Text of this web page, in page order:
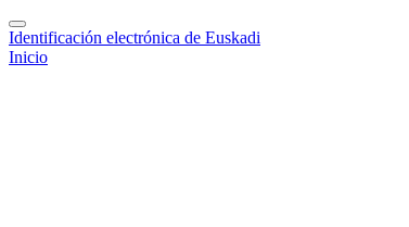
Identificación electrónica de Euskadi
Inicio